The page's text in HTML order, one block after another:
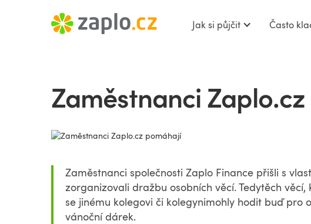
Jak si půjčit Často
Zaměstnanci
Zaměstnanci společnosti Zaplo Finance přišli s
zorganizovali dražbu osobních věcí. Tedytěch
se jinému kolegovi či kolegynimohly hodit buď pro
vánoční dárek.